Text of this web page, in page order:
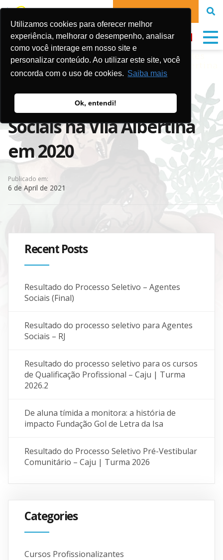
Utilizamos cookies para oferecer melhor
experiência, melhorar o desempenho, analisar
como você interage em nosso site e
personalizar conteúdo. Ao utilizar este site, você
concorda com o uso de cookies. Saiba mais
Ok, entendi!
DONATE NOW
Nossos Novos Dias –
Formação de Agentes
Sociais na Vila Albertina
em 2020
Publicado em:
6 de April de 2021
Recent Posts
Resultado do Processo Seletivo – Agentes
Sociais (Final)
Resultado do processo seletivo para Agentes
Sociais – RJ
Resultado do processo seletivo para os cursos
de Qualificação Profissional – Caju | Turma
2026.2
De aluna tímida a monitora: a história de
impacto Fundação Gol de Letra da Isa
Resultado do Processo Seletivo Pré-Vestibular
Comunitário – Caju | Turma 2026
Categories
Cursos Profissionalizantes